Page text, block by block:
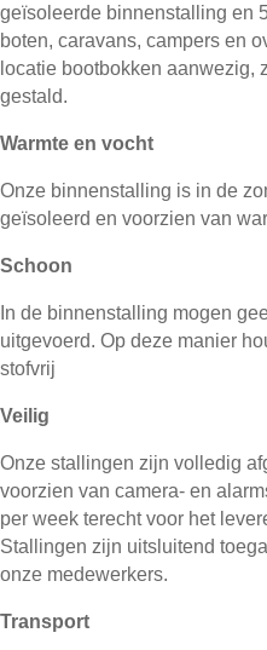
geïsoleerde binnenstalling en
boten, caravans, campers en
locatie bootbokken aanwezig,
gestald.
Warmte en vocht
Onze binnenstalling is in de
geïsoleerd en voorzien van
Schoon
In de binnenstalling mogen
uitgevoerd. Op deze manier
stofvrij
Veilig
Onze stallingen zijn volledig
voorzien van camera- en
per week terecht voor het
Stallingen zijn uitsluitend
onze medewerkers.
Transport